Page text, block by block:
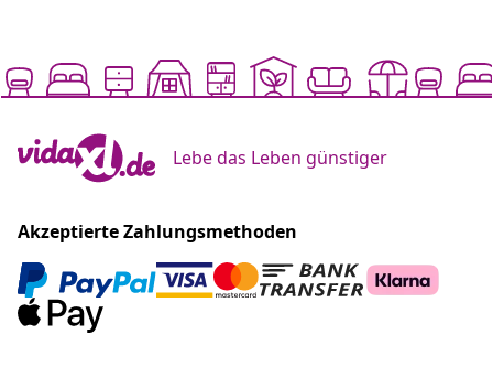
Lebe das Leben günstiger
Akzeptierte Zahlungsmethoden